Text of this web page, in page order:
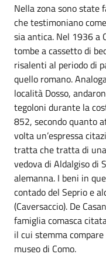
Nella zona sono state
che testimoniano
sia antica. Nel 1936 a
tombe a cassetto di
risalenti al periodo di
quello romano.
località Dosso,
tegoloni durante la
852, secondo quanto
volta un’espressa
tratta che tratta di
vedova di Aldalgiso di
alemanna. I beni in
contado del Seprio e
(Caversaccio). De
famiglia comasca
il cui stemma
museo di Como.